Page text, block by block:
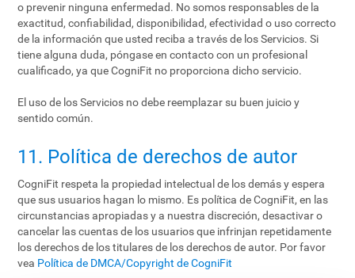
o prevenir ninguna enfermedad. No somos responsables de la
exactitud, confiabilidad, disponibilidad, efectividad o uso correcto
de la información que usted reciba a través de los Servicios. Si
tiene alguna duda, póngase en contacto con un profesional
cualificado, ya que CogniFit no proporciona dicho servicio.
El uso de los Servicios no debe reemplazar su buen juicio y
sentido común.
11. Política de derechos de autor
CogniFit respeta la propiedad intelectual de los demás y espera
que sus usuarios hagan lo mismo. Es política de CogniFit, en las
circunstancias apropiadas y a nuestra discreción, desactivar o
cancelar las cuentas de los usuarios que infrinjan repetidamente
los derechos de los titulares de los derechos de autor. Por favor
vea Política de DMCA/Copyright de CogniFit